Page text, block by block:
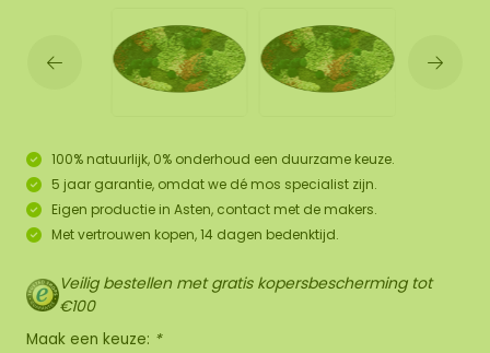
100% natuurlijk, 0% onderhoud een duurzame keuze.
5 jaar garantie, omdat we dé mos specialist zijn.
Eigen productie in Asten, contact met de makers.
Met vertrouwen kopen, 14 dagen bedenktijd.
Veilig bestellen met gratis kopersbescherming tot
€100
Maak een keuze: *